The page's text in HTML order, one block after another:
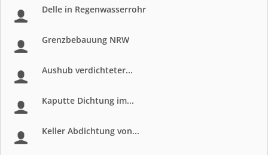
Delle in Regenwasserrohr
Grenzbebauung NRW
Aushub verdichteter...
Kaputte Dichtung im...
Keller Abdichtung von...